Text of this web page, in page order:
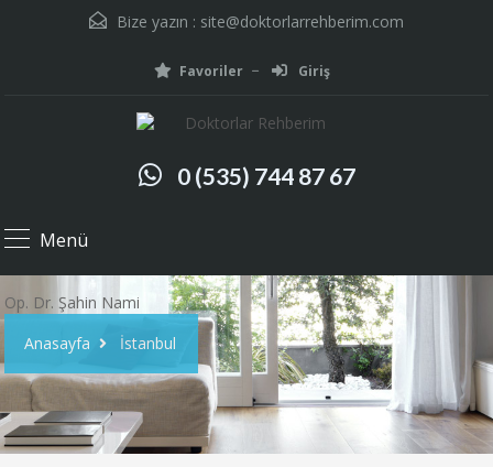
Bize yazın : site@doktorlarrehberim.com
Favoriler Giriş
0 (535) 744 87 67
Menü
Op. Dr. Şahin Nami
Anasayfa
İstanbul